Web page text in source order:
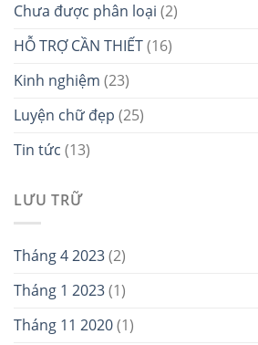
Chưa được phân loại (2)
HỖ TRỢ CẦN THIẾT(16)
Kinh nghiệm (23)
Luyện chữ đẹp (25)
Tin tức (13)
LƯU TRỮ
Tháng 4 2023(2)
Tháng 1 2023(1)
Tháng 11 2020(1)